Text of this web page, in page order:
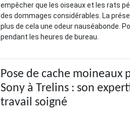
empêcher que les oiseaux et les rats
des dommages considérables. La
plus de cela une odeur nauséabonde.
pendant les heures de bureau.
Pose de cache moineaux
Sony à Trelins : son
travail soigné